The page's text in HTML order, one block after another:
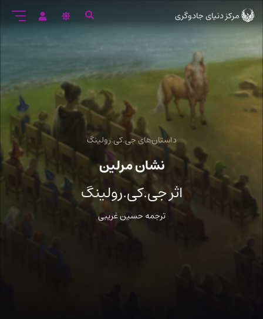
ورود
به
متن
اصلی
مرکز دنیای جادوگری
داستان‌های جی.کی.رولینگ
نشان مرلین
اثر جی.کی.رولینگ
ترجمه حسین غریبی